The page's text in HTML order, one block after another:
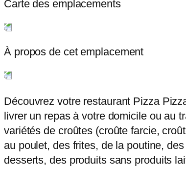
Carte des emplacements
À propos de cet emplacement
Découvrez votre restaurant Pizza
livrer un repas à votre domicile ou au
variétés de croûtes (croûte farcie,
au poulet, des frites, de la poutine,
desserts, des produits sans produits